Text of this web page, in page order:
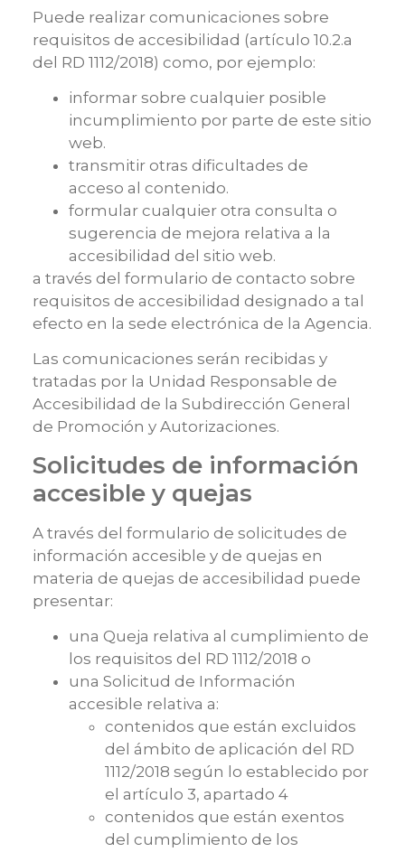
Puede realizar comunicaciones sobre
requisitos de accesibilidad (artículo 10.2.a
del RD 1112/2018) como, por ejemplo:
informar sobre cualquier posible
incumplimiento por parte de este sitio
web.
transmitir otras dificultades de
acceso al contenido.
formular cualquier otra consulta o
sugerencia de mejora relativa a la
accesibilidad del sitio web.
a través del formulario de contacto sobre
requisitos de accesibilidad designado a tal
efecto en la sede electrónica de la Agencia.
Las comunicaciones serán recibidas y
tratadas por la Unidad Responsable de
Accesibilidad de la Subdirección General
de Promoción y Autorizaciones.
Solicitudes de información
accesible y quejas
A través del formulario de solicitudes de
información accesible y de quejas en
materia de quejas de accesibilidad puede
presentar:
una Queja relativa al cumplimiento de
los requisitos del RD 1112/2018 o
una Solicitud de Información
accesible relativa a:
contenidos que están excluidos
del ámbito de aplicación del RD
1112/2018 según lo establecido por
el artículo 3, apartado 4
contenidos que están exentos
del cumplimiento de los